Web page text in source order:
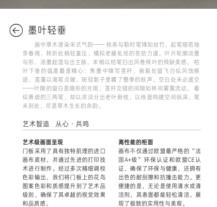
墨叶轻垂
画中草木浸染宋式气韵—— 枝条勾勒时笔锋如丝竹，起笔细若抽
芽春雨，转折处稍驻重压，模拟老藤虬结的苍劲力道。叶片轮廓淡墨
勾形，浓墨趁湿勾出主脉，末梢以枯笔扫出风卷残叶的残缺美感。 枯
叶下垂的弧度最是精心：焦墨中锋写茎秆，断裂处留飞白似风蚀痕
迹，莲蓬以渴笔点皴，斑驳影子里藏了整季的秋声。空白处未必虚空
——叶隙的留白是隐形的光斑，茎秆交错的间隙如林间雾霭流动。 看
似萧疏的三两笔，却以浓淡分出老叶新枝，以线面构建空间纵深，笔
未到处，尽是草木生长的余韵。
艺术智造 从心·共鸣
艺术级画面呈现
门板采用了具有独特肌理的进口
画布底材，并通过先进的打印技
术进行制作。经过多次精细调校
色彩输出，我们将门板上的花鸟
图案色彩和质感提升到了艺术品
级别，确保了其卓越的视觉效果
和品质感。
高性能的柜面
画布不仅通过欧盟最严格的“法
国A+级”环保认证和欧盟CE认
证，确保了环保与健康，还拥有
出色的耐刮擦和抗撞击能力。更
便捷的是，无论是使用清水或清
洁剂，其表面都能轻松清洁，展
现了极致的实用性与美观。